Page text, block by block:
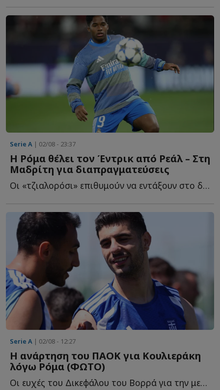
Serie A | 02/08 - 23:37
Η Ρόμα θέλει τον Έντρικ από Ρεάλ – Στη
Μαδρίτη για διαπραγματεύσεις
Οι «τζιαλορόσι» επιθυμούν να εντάξουν στο δυναμικό τ...
Serie A | 02/08 - 12:27
Η ανάρτηση του ΠΑΟΚ για Κουλιεράκη
λόγω Ρόμα (ΦΩΤΟ)
Οι ευχές του Δικεφάλου του Βορρά για την μεγάλη μεταγραφή τ...